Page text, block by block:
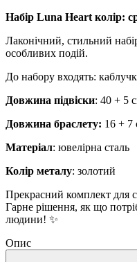
Набір Luna Heart колір:
Лаконічний, стильний
особливих подій.
До набору входять:
Довжина підвіски: 40 + 5
Довжина браслету: 16 + 7
Матеріал: ювелірна сталь
Колір металу: золотий
Прекрасний комплект для
Гарне рішення, як що
людини! ✨
Опис